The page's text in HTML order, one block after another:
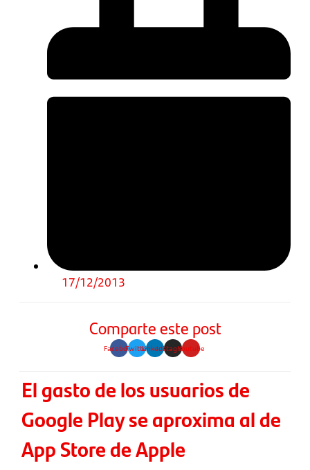
17/12/2013
Comparte este post
FacebookTwitterLinkedinInstagramYoutube
El gasto de los usuarios de
Google Play se aproxima al de
App Store de Apple